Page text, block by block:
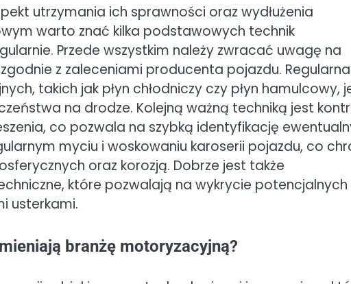
utrzymania ich sprawności oraz wydłużenia
warto znać kilka podstawowych technik
Przede wszystkim należy zwracać uwagę na
z zaleceniami producenta pojazdu. Regularna
takich jak płyn chłodniczy czy płyn hamulcowy,
na drodze. Kolejną ważną techniką jest
co pozwala na szybką identyfikację
myciu i woskowaniu karoserii pojazdu, co
oraz korozją. Dobrze jest także
które pozwalają na wykrycie potencjalnych
usterkami.
branżę motoryzacyjną?